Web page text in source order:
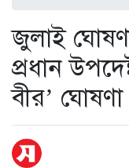
জুলাই
প্রধান
বীর’ ঘোষণা